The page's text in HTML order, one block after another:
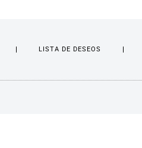
LISTA DE DESEOS